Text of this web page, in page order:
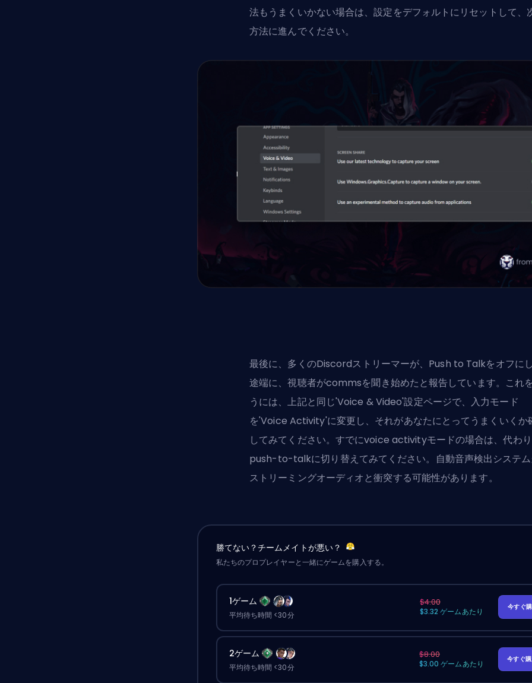
法もうまくいかない場合は、設定をデフォルトにリセットして、
方法に進んでください。
最後に、多くのDiscordストリーマーが、Push to Talkをオフに
途端に、視聴者がcommsを聞き始めたと報告しています。これ
うには、上記と同じ'Voice & Video'設定ページで、入力モード
を'Voice Activity'に変更し、それがあなたにとってうまくいくか
してみてください。すでにvoice activityモードの場合は、代わ
push-to-talkに切り替えてみてください。自動音声検出システ
ストリーミングオーディオと衝突する可能性があります。
勝てない？チームメイトが悪い？
私たちのプロプレイヤーと一緒にゲームを購入する。
1ゲーム
平均待ち時間 <30分
$4.00
$3.32 ゲームあたり
今すぐ
2ゲーム
平均待ち時間 <30分
$8.00
$3.00 ゲームあたり
今すぐ